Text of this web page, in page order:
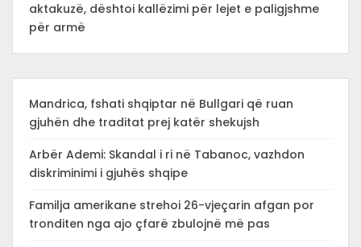
aktakuzë, dështoi kallëzimi për lejet e paligjshme
për armë
Mandrica, fshati shqiptar në Bullgari që ruan
gjuhën dhe traditat prej katër shekujsh
Arbër Ademi: Skandal i ri në Tabanoc, vazhdon
diskriminimi i gjuhës shqipe
Familja amerikane strehoi 26-vjeçarin afgan por
tronditen nga ajo çfarë zbulojnë më pas